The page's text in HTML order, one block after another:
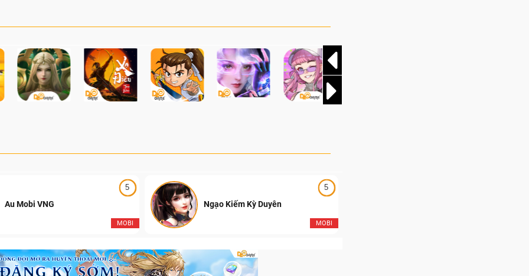
người chơi trên toàn thế giới.
Tây Hồ (Hà Nội) và trận Chung kết vô cùng
Falcons, đánh dấu sự kết thúc một trong
những mùa giải hấp dẫn và kịch tính nhất
của Đột Kích Việt Nam.
5
MOBI
Au Mobi VNG
5
MOBI
Ngạo Kiếm Kỳ Duyên